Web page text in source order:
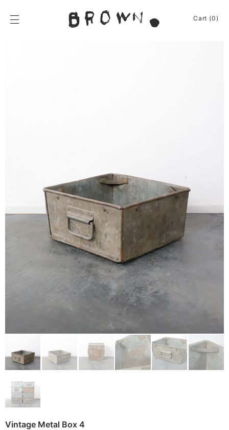
content
BROWN.
Cart
Homeware
Kitchenware
Baskets
Other
Bag
Cushion
Rug
Blanket
Otherwise
Cart (0)
Vintage Metal Box 4